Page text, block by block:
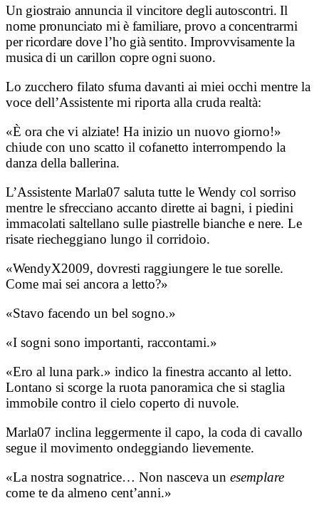
Un giostraio annuncia il vincitore degli autoscontri. Il
nome pronunciato mi è familiare, provo a concentrarmi
per ricordare dove l’ho già sentito. Improvvisamente la
musica di un carillon copre ogni suono.
Lo zucchero filato sfuma davanti ai miei occhi mentre la
voce dell’Assistente mi riporta alla cruda realtà:
«È ora che vi alziate! Ha inizio un nuovo giorno!»
chiude con uno scatto il cofanetto interrompendo la
danza della ballerina.
L’Assistente Marla07 saluta tutte le Wendy col sorriso
mentre le sfrecciano accanto dirette ai bagni, i piedini
immacolati saltellano sulle piastrelle bianche e nere. Le
risate riecheggiano lungo il corridoio.
«WendyX2009, dovresti raggiungere le tue sorelle.
Come mai sei ancora a letto?»
«Stavo facendo un bel sogno.»
«I sogni sono importanti, raccontami.»
«Ero al luna park.» indico la finestra accanto al letto.
Lontano si scorge la ruota panoramica che si staglia
immobile contro il cielo coperto di nuvole.
Marla07 inclina leggermente il capo, la coda di cavallo
segue il movimento ondeggiando lievemente.
«La nostra sognatrice… Non nasceva un esemplare
come te da almeno cent’anni.»